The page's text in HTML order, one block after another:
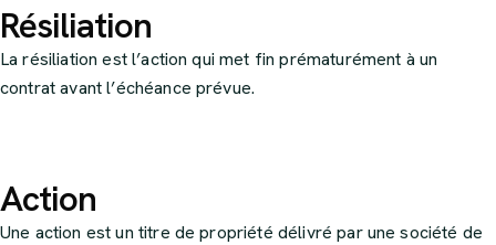
Résiliation
La résiliation est l’action qui met fin prématurément à un
contrat avant l’échéance prévue.
Action
Une action est un titre de propriété délivré par une société de